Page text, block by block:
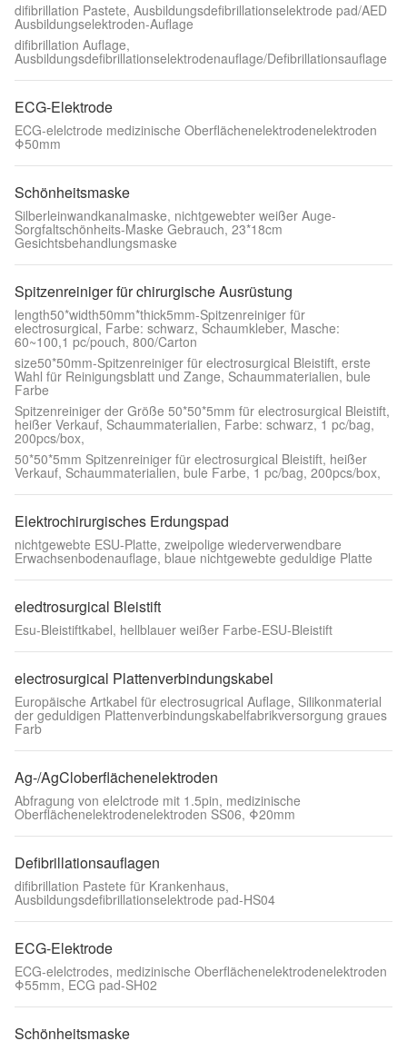
difibrillation Pastete, Ausbildungsdefibrillationselektrode pad/AED
Ausbildungselektroden-Auflage
difibrillation Auflage,
Ausbildungsdefibrillationselektrodenauflage/Defibrillationsauflage
ECG-Elektrode
ECG-elelctrode medizinische Oberflächenelektrodenelektroden
Φ50mm
Schönheitsmaske
Silberleinwandkanalmaske, nichtgewebter weißer Auge-
Sorgfaltschönheits-Maske Gebrauch, 23*18cm
Gesichtsbehandlungsmaske
Spitzenreiniger für chirurgische Ausrüstung
length50*width50mm*thick5mm-Spitzenreiniger für
electrosurgical, Farbe: schwarz, Schaumkleber, Masche:
60~100,1 pc/pouch, 800/Carton
size50*50mm-Spitzenreiniger für electrosurgical Bleistift, erste
Wahl für Reinigungsblatt und Zange, Schaummaterialien, bule
Farbe
Spitzenreiniger der Größe 50*50*5mm für electrosurgical Bleistift,
heißer Verkauf, Schaummaterialien, Farbe: schwarz, 1 pc/bag,
200pcs/box,
50*50*5mm Spitzenreiniger für electrosurgical Bleistift, heißer
Verkauf, Schaummaterialien, bule Farbe, 1 pc/bag, 200pcs/box,
Elektrochirurgisches Erdungspad
nichtgewebte ESU-Platte, zweipolige wiederverwendbare
Erwachsenbodenauflage, blaue nichtgewebte geduldige Platte
eledtrosurgical Bleistift
Esu-Bleistiftkabel, hellblauer weißer Farbe-ESU-Bleistift
electrosurgical Plattenverbindungskabel
Europäische Artkabel für electrosugrical Auflage, Silikonmaterial
der geduldigen Plattenverbindungskabelfabrikversorgung graues
Farb
Ag-/AgCloberflächenelektroden
Abfragung von elelctrode mit 1.5pin, medizinische
Oberflächenelektrodenelektroden SS06, Φ20mm
Defibrillationsauflagen
difibrillation Pastete für Krankenhaus,
Ausbildungsdefibrillationselektrode pad-HS04
ECG-Elektrode
ECG-elelctrodes, medizinische Oberflächenelektrodenelektroden
Φ55mm, ECG pad-SH02
Schönheitsmaske